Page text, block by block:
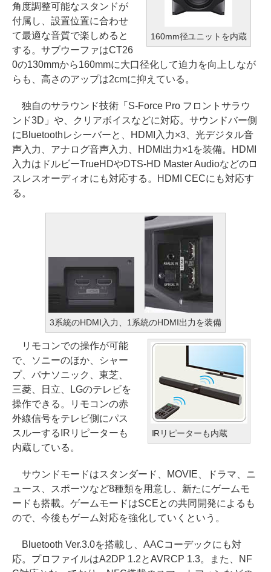
160mm径ユニットを内蔵
角度調整可能なスタンドが
付属し、設置位置に合わせ
て最適な音質で楽しめると
する。サブウーファはCT26
0の130mmから160mmに大口径化して迫力を向上しなが
らも、高さのアップは2cmに抑えている。
独自のサラウンド技術「S-Force Pro フロントサラウ
ンド3D」や、クリアボイスなどに対応。サウンドバー側
にBluetoothレシーバーと、HDMI入力×3、光デジタル音
声入力、アナログ音声入力、HDMI出力×1を装備。HDMI
入力はドルビーTrueHDやDTS-HD Master Audioなどのロ
スレスオーディオにも対応する。HDMI CECにも対応す
る。
3系統のHDMI入力、1系統のHDMI出力を装備
IRリピーターも内蔵
リモコンでの操作が可能
で、ソニーのほか、シャー
プ、パナソニック、東芝、
三菱、日立、LGのテレビを
操作できる。リモコンの赤
外線信号をテレビ側にパス
スルーするIRリピーターも
内蔵している。
サウンドモードはスタンダード、MOVIE、ドラマ、ニ
ュース、スポーツなど8種類を用意し、新たにゲームモ
ードも搭載。ゲームモードはSCEとの共同開発によるも
ので、今後もゲーム対応を強化していくという。
Bluetooth Ver.3.0を搭載し、AACコーデックにも対
応。プロファイルはA2DP 1.2とAVRCP 1.3。また、NF